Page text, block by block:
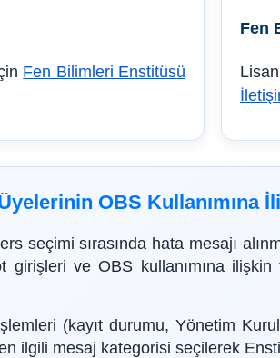
Fen Bilimleri Enstitüsü
Fen
OBS Kullanımına
seçimi sırasında hata mesajı
ve OBS kullanımına ilişkin
(kayıt durumu, Yönetim
ilgili mesaj kategorisi seçilerek